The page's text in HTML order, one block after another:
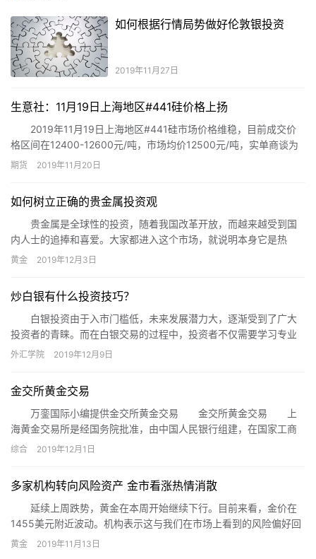
如何根据行情局势做好伦敦银投资
2019年11月27日
生意社：11月19日上海地区#441硅价格上扬
2019年11月19日上海地区#441硅市场价格维稳，目前成交价
格区间在12400-12600元/吨，市场均价12500元/吨，实单商谈为
主。
期货 2019年11月20日
如何树立正确的贵金属投资观
贵金属是全球性的投资，随着我国改革开放，而越来越受到国
内人士的追捧和喜爱。大家都进入这个市场，就说明本身它是热
点，那么这就有必要给大家提个醒，怎样投资贵金属更理性呢?
黄金 2019年12月3日
炒白银有什么投资技巧？
白银投资由于入市门槛低，未来发展潜力大，逐渐受到了广大
投资者的青睐。而在白银交易的过程中，投资者不仅需要学习专业
知识，还要掌握一定的投资技巧。那么，新手炒白银有哪些投资技
外汇学院 2019年12月9日
金交所黄金交易
万銮国际小编提供金交所黄金交易 金交所黄金交易 上
海黄金交易所是经国务院批准，由中国人民银行组建，在国家工商
行政管理局登记注册的，不以营利为目的，实行自律性管理的法
综合 2019年12月1日
多家机构转向风险资产 金市看涨热情消散
延续上周跌势，黄金在本周开始继续下行。目前来看，金价在
1455美元附近波动。机构表示这与我们在市场上看到的风险偏好回
暖有直接关系，那些持有黄金来避险的投资者已在减仓，现在看来
黄金 2019年11月13日